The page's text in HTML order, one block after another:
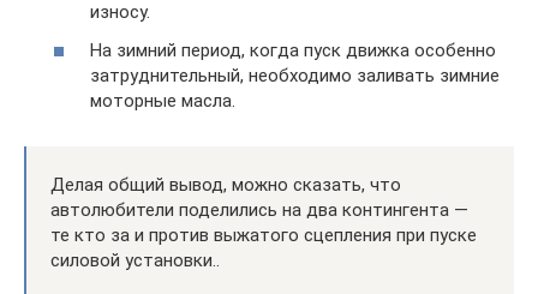
износу.
На зимний период, когда пуск движка особенно
затруднительный, необходимо заливать зимние
моторные масла.
Делая общий вывод, можно сказать, что
автолюбители поделились на два контингента —
те кто за и против выжатого сцепления при пуске
силовой установки..